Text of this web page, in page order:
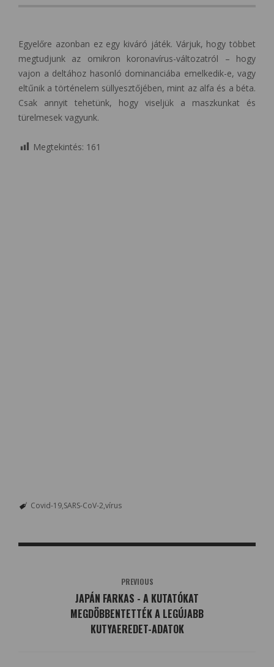
Egyelőre azonban ez egy kiváró játék. Várjuk, hogy többet
megtudjunk az omikron koronavírus-változatról – hogy
vajon a deltához hasonló dominanciába emelkedik-e, vagy
eltűnik a történelem süllyesztőjében, mint az alfa és a béta.
Csak annyit tehetünk, hogy viseljük a maszkunkat és
türelmesek vagyunk.
Megtekintés: 161
Covid-19 SARS-CoV-2 vírus
PREVIOUS
JAPÁN FARKAS - A KUTATÓKAT
MEGDÖBBENTETTÉK A LEGÚJABB
KUTYAEREDET-ADATOK